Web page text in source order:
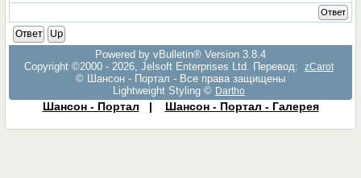
Ответ
Ответ
Up
Powered by vBulletin® Version 3.8.4
Copyright ©2000 - 2026, Jelsoft Enterprises Ltd. Перевод:
zCarot
© Шансон - Портал - Все права защищены
Lightweight Styling © Dartho
Шансон - Портал | Шансон - Портал - Галерея